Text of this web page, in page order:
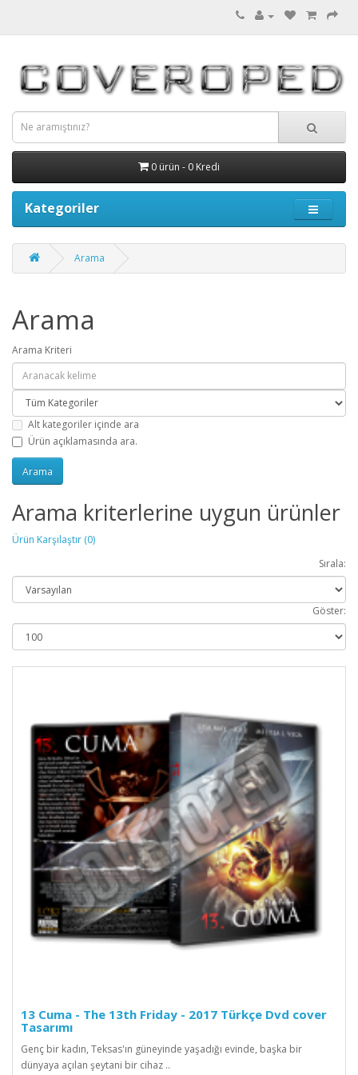
0 ürün - 0 Kredi
Kategoriler
Arama
Arama
Arama Kriteri
Alt kategoriler içinde ara
Ürün açıklamasında ara.
Arama kriterlerine uygun ürünler
Ürün Karşılaştır (0)
Sırala:
Göster:
13 Cuma - The 13th Friday - 2017 Türkçe Dvd cover
Tasarımı
Genç bir kadın, Teksas'ın güneyinde yaşadığı evinde, başka bir
dünyaya açılan şeytani bir cihaz ..